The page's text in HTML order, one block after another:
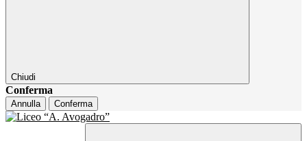
Chiudi
Conferma
Annulla Conferma